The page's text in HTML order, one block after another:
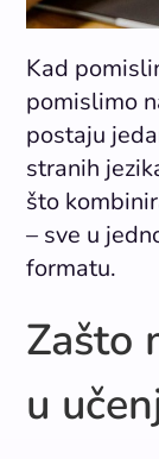
Kad
pomislimo
postaju
stranih
što
– sve u
formatu.
Zašto
u